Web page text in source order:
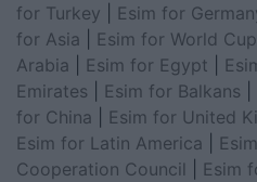
for Turkey
Esim for
for Asia
Esim for World
Arabia
Esim for Egypt
Emirates
Esim for Balkans
for China
Esim for United
Esim for Latin America
Cooperation Council
Esim